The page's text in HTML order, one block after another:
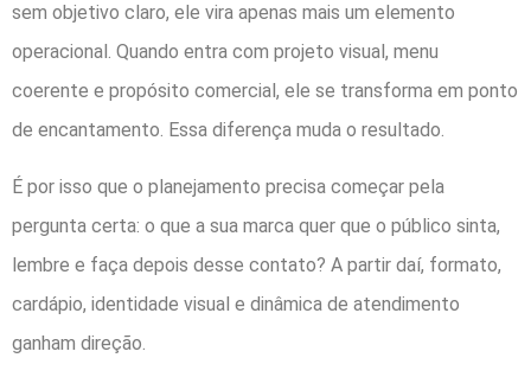
sem objetivo claro, ele vira apenas mais um elemento
operacional. Quando entra com projeto visual, menu
coerente e propósito comercial, ele se transforma em ponto
de encantamento. Essa diferença muda o resultado.
É por isso que o planejamento precisa começar pela
pergunta certa: o que a sua marca quer que o público sinta,
lembre e faça depois desse contato? A partir daí, formato,
cardápio, identidade visual e dinâmica de atendimento
ganham direção.